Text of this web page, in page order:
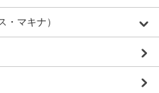
マキナ）